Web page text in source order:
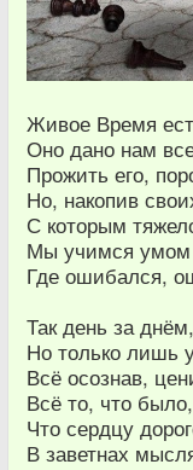
Живое Время
Оно дано нам
Прожить его,
Но, накопив
С которым
Мы учимся умом
Где ошибался,
Так день за
Но только лишь
Всё осознав,
Всё то, что
Что сердцу
В заветнах